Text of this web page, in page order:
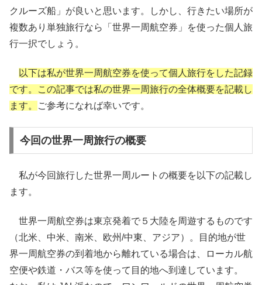
クルーズ船」が良いと思います。しかし、行きたい場所が
複数あり単独旅行なら「世界一周航空券」を使った個人旅
行一択でしょう。
以下は私が世界一周航空券を使って個人旅行をした記録
です。この記事では私の世界一周旅行の全体概要を記載し
ます。
ご参考になれば幸いです。
今回の世界一周旅行の概要
私が今回旅行した世界一周ルートの概要を以下の記載し
ます。
世界一周航空券は東京発着で５大陸を周遊するものです
（北米、中米、南米、欧州/中東、アジア）。目的地が世
界一周航空券の到着地から離れている場合は、ローカル航
空便や鉄道・バス等を使って目的地へ到達しています。